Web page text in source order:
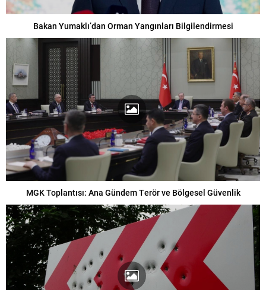
Bakan Yumaklı’dan Orman Yangınları Bilgilendirmesi
MGK Toplantısı: Ana Gündem Terör ve Bölgesel Güvenlik